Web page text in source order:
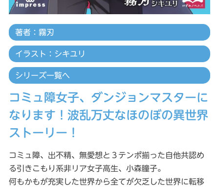
コミュ障女子、ダンジョンマスターに
なります！波乱万丈なほのぼの異世界
ストーリー！
コミュ障、出不精、無愛想と３テンポ揃った自他共認め
る引きこもり系非リア女子高生、小森瞳子。
何もかもが充実した世界から全てが欠乏した世界に転移
著者：霧刃
イラスト：シキユリ
シリーズ一覧へ